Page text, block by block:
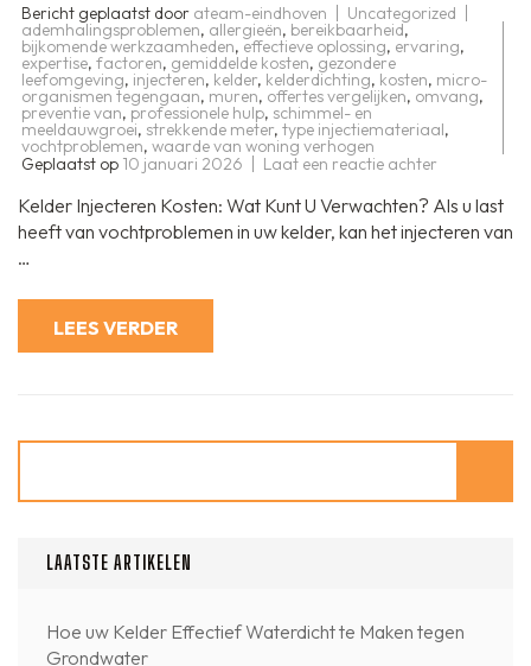
Bericht geplaatst door ateam-eindhoven Uncategorized
ademhalingsproblemen, allergieën, bereikbaarheid,
bijkomende werkzaamheden, effectieve oplossing, ervaring,
expertise, factoren, gemiddelde kosten, gezondere
leefomgeving, injecteren, kelder, kelderdichting, kosten, micro-
organismen tegengaan, muren, offertes vergelijken, omvang,
preventie van, professionele hulp, schimmel- en
meeldauwgroei, strekkende meter, type injectiemateriaal,
vochtproblemen, waarde van woning verhogen
Geplaatst op 10 januari 2026 Laat een reactie achter
van
Wat
kunt
Kelder Injecteren Kosten: Wat Kunt U Verwachten? Als u last
heeft van vochtproblemen in uw kelder, kan het injecteren van
…
LEES VERDER
LAATSTE ARTIKELEN
Hoe uw Kelder Effectief Waterdicht te Maken tegen
Grondwater